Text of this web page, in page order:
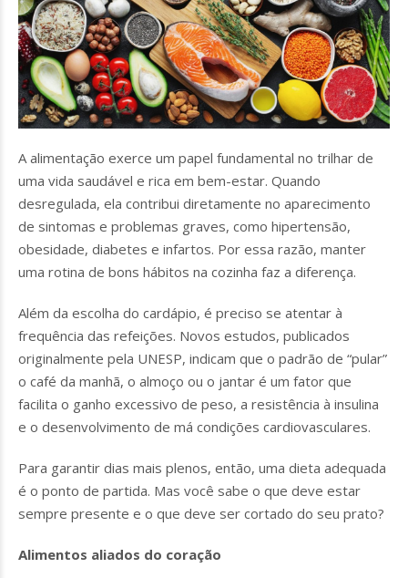
A alimentação exerce um papel fundamental no trilhar de
uma vida saudável e rica em bem-estar. Quando
desregulada, ela contribui diretamente no aparecimento
de sintomas e problemas graves, como hipertensão,
obesidade, diabetes e infartos. Por essa razão, manter
uma rotina de bons hábitos na cozinha faz a diferença.
Além da escolha do cardápio, é preciso se atentar à
frequência das refeições. Novos estudos, publicados
originalmente pela UNESP, indicam que o padrão de “pular”
o café da manhã, o almoço ou o jantar é um fator que
facilita o ganho excessivo de peso, a resistência à insulina
e o desenvolvimento de má condições cardiovasculares.
Para garantir dias mais plenos, então, uma dieta adequada
é o ponto de partida. Mas você sabe o que deve estar
sempre presente e o que deve ser cortado do seu prato?
Alimentos aliados do coração